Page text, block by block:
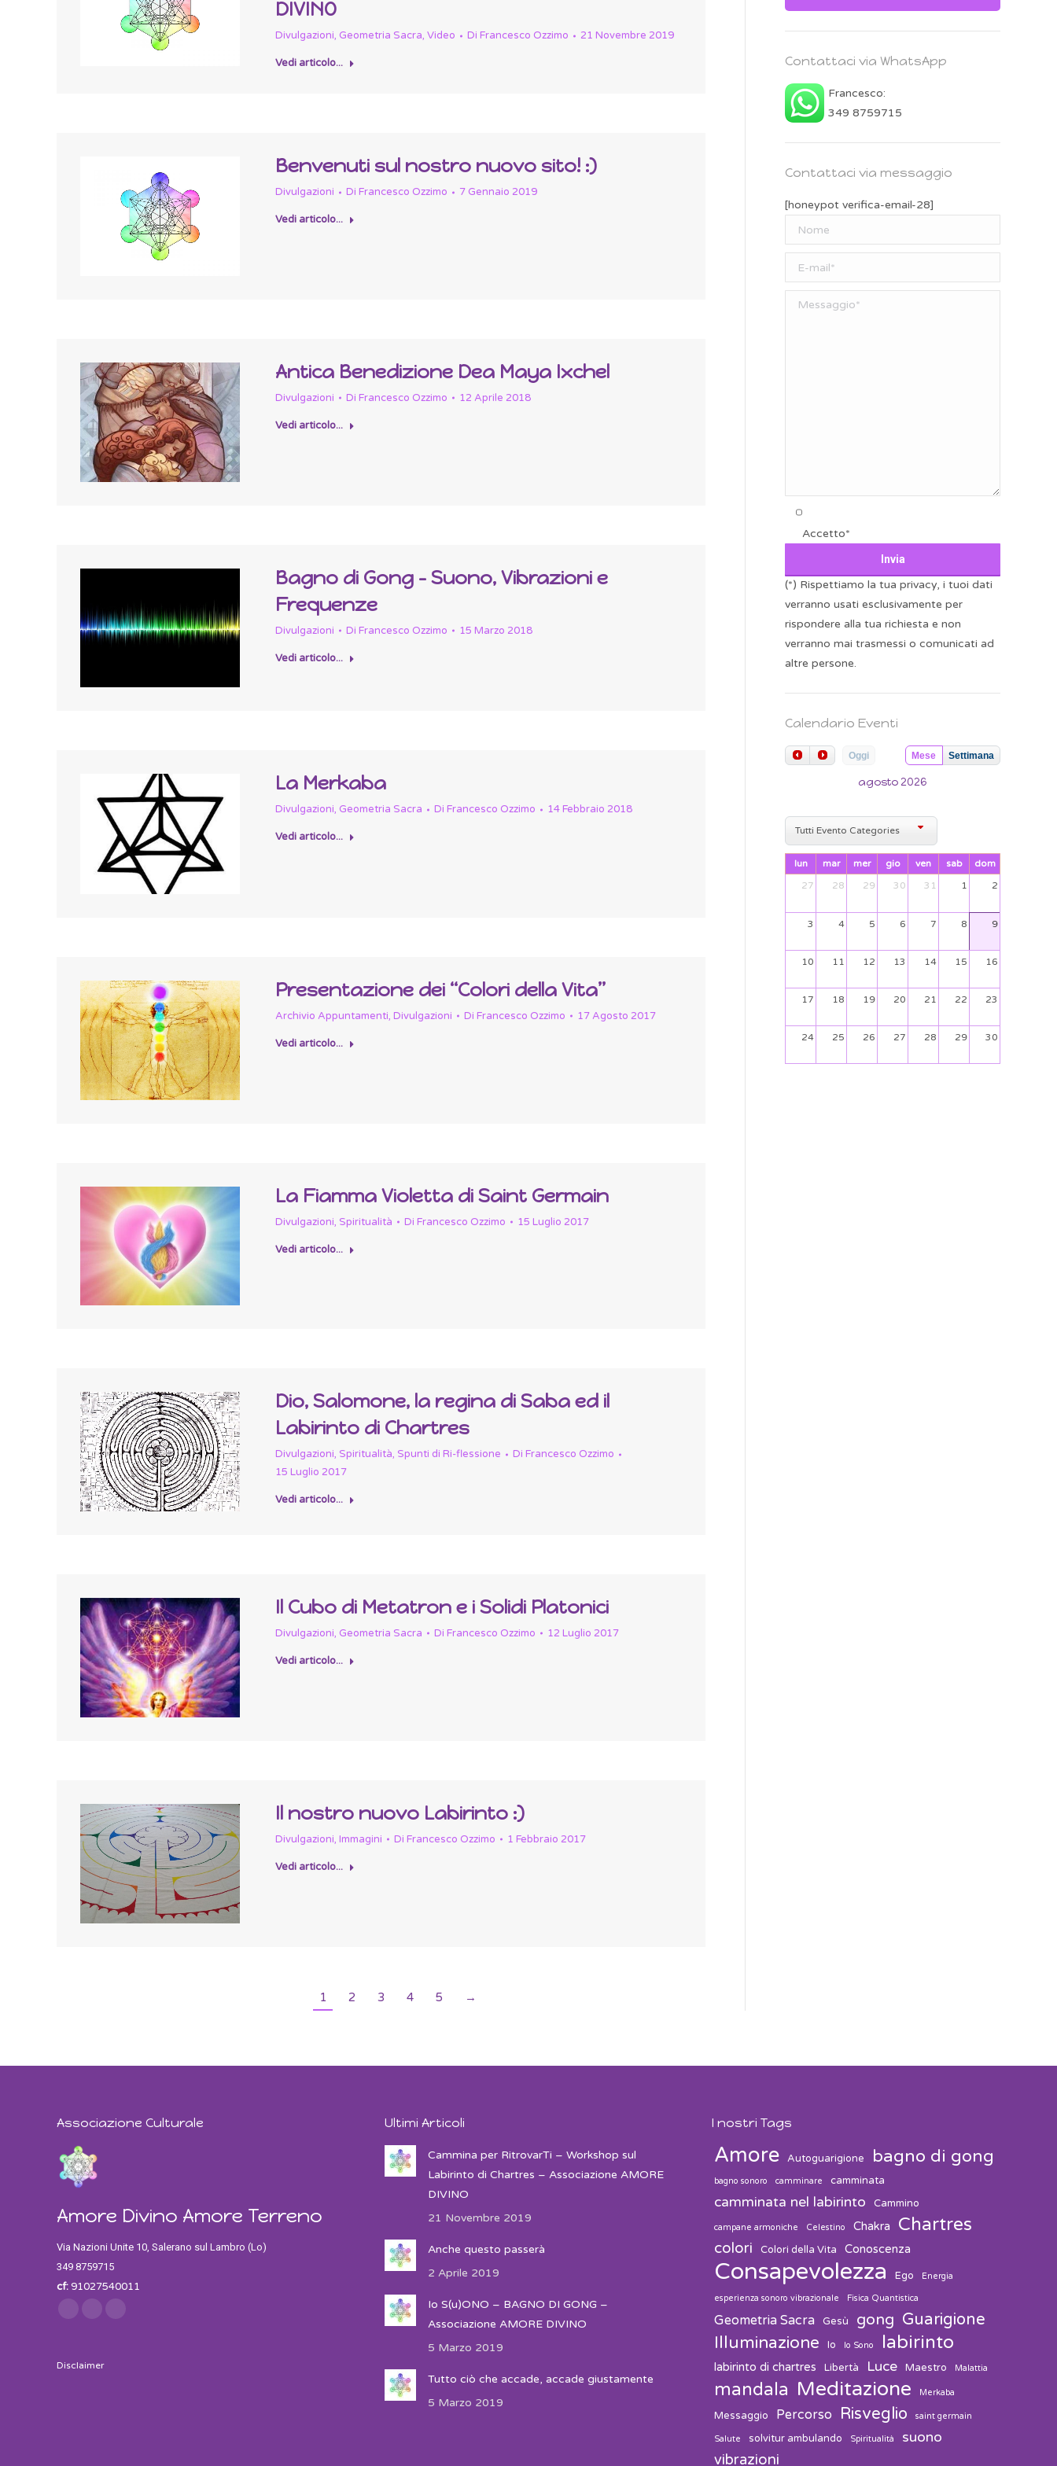
DIVINO
Divulgazioni, Geometria Sacra, Video Di Francesco Ozzimo 21 Novembre 2019
Vedi articolo...
Benvenuti sul nostro nuovo sito! :)
Divulgazioni Di Francesco Ozzimo 7 Gennaio 2019
Vedi articolo...
Antica Benedizione Dea Maya Ixchel
Divulgazioni Di Francesco Ozzimo 12 Aprile 2018
Vedi articolo...
Bagno di Gong – Suono, Vibrazioni e
Frequenze
Divulgazioni Di Francesco Ozzimo 15 Marzo 2018
Vedi articolo...
La Merkaba
Divulgazioni, Geometria Sacra Di Francesco Ozzimo 14 Febbraio 2018
Vedi articolo...
Presentazione dei “Colori della Vita”
Archivio Appuntamenti, Divulgazioni Di Francesco Ozzimo 17 Agosto 2017
Vedi articolo...
La Fiamma Violetta di Saint Germain
Divulgazioni, Spiritualità Di Francesco Ozzimo 15 Luglio 2017
Vedi articolo...
Dio, Salomone, la regina di Saba ed il
Labirinto di Chartres
Divulgazioni, Spiritualità, Spunti di Ri-flessione Di Francesco Ozzimo
15 Luglio 2017
Vedi articolo...
Il Cubo di Metatron e i Solidi Platonici
Divulgazioni, Geometria Sacra Di Francesco Ozzimo 12 Luglio 2017
Vedi articolo...
Il nostro nuovo Labirinto :)
Divulgazioni, Immagini Di Francesco Ozzimo 1 Febbraio 2017
Vedi articolo...
1 2 3 4 5 →
Contattaci via WhatsApp
Francesco:
349 8759715
Contattaci via messaggio
[honeypot verifica-email-28]
Accetto*
(*) Rispettiamo la tua privacy, i tuoi dati
verranno usati esclusivamente per
rispondere alla tua richiesta e non
verranno mai trasmessi o comunicati ad
altre persone.
Calendario Eventi
Oggi Mese Settimana
agosto 2026
Tutti Evento Categories
lun mar mer gio ven sab
dom
27
28 29 30 31 1 2
3 4 5 6 7 8 9
10 11 12 13 14 15 16
17 18 19 20 21 22 23
24 25 26 27 28 29 30
Associazione Culturale
Amore Divino Amore Terreno
Via Nazioni Unite 10, Salerano sul Lambro (Lo)
349 8759715
cf:91027540011
Find us on:
Facebook
TwitterInstagram
Disclaimer
Ultimi Articoli
Cammina per RitrovarTi – Workshop sul
Labirinto di Chartres – Associazione AMORE
DIVINO
21 Novembre 2019
Anche questo passerà
2 Aprile 2019
Io S(u)ONO – BAGNO DI GONG –
Associazione AMORE DIVINO
5 Marzo 2019
Tutto ciò che accade, accade giustamente
5 Marzo 2019
I nostri Tags
Amore Autoguarigione bagno di gong
bagno sonoro camminare camminata
camminata nel labirinto Cammino
campane armoniche Celestino Chakra Chartres
colori Colori della Vita Conoscenza
Consapevolezza Ego Energia
esperienza sonoro vibrazionale Fisica Quantistica
Geometria Sacra Gesù gong Guarigione
Illuminazione
Io Io Sono labirinto
labirinto di chartres Libertà Luce Maestro Malattia
mandala Meditazione Merkaba
Messaggio Percorso Risveglio saint germain
Salute solvitur ambulando Spiritualità suono
vibrazioni